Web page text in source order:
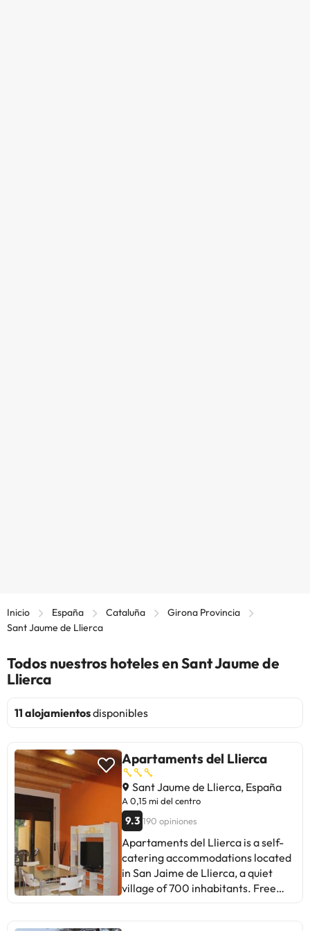
Inicio España Cataluña
Girona Provincia
Sant Jaume de Llierca
Todos nuestros hoteles en Sant Jaume de
Llierca
11 alojamientosdisponibles
Apartaments del Llierca
Sant Jaume de Llierca, España
A 0,15 mi del centro
9.3 190 opiniones
Apartaments del Llierca is a self-
catering accommodations located
in San Jaime de Llierca, a quiet
village of 700 inhabitants. Free